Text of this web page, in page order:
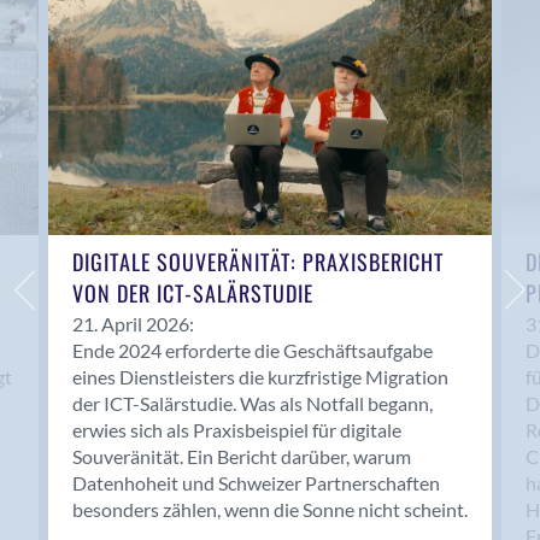
Anwil
Appenzell
Au SG
Baar
Baden
Balsthal
Balzers
Basel
Bassersdorf
Belp
Bendern
Benken (SG)
Bergdietikon
Berlin
Bern
Bern - Liebefeld
DIGITALE SOUVERÄNITÄT: PRAXISBERICHT
VON DER ICT-SALÄRSTUDIE
21. April 2026:
Ende 2024 erforderte die Geschäftsaufgabe
eines Dienstleisters die kurzfristige Migration
der ICT-Salärstudie. Was als Notfall begann,
erwies sich als Praxisbeispiel für digitale
Souveränität. Ein Bericht darüber, warum
Datenhoheit und Schweizer Partnerschaften
besonders zählen, wenn die Sonne nicht scheint.